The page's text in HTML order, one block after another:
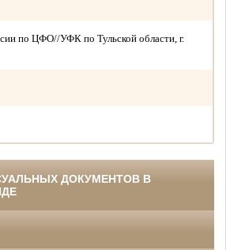
по ЦФО//УФК по Тульской области, г.
ДОКУМЕНТОВ В